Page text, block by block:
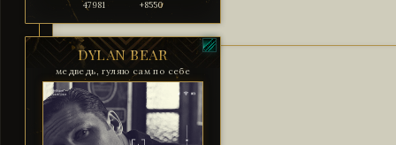
47981
+8550
DYLAN BEAR
медведь, гуляю сам по себе